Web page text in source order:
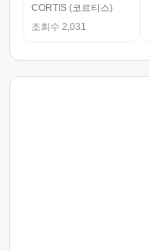
CORTIS (코르티스)
조회수 2,031